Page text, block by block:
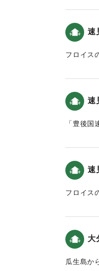
世話人
同 加藤
*碑文で
**町誌 湯
***町誌
当乙丸村
の御分
恒例とな
川の両村
害に遭っ
もこの災
速
フロイス
「豊後国
があった。
速
「豊後
速
フロイス
大
瓜生島か